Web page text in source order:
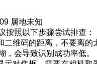
属地未知
按照以下步骤尝试排查：
二维码的距离，不要离的
，会导致识别成功率低。